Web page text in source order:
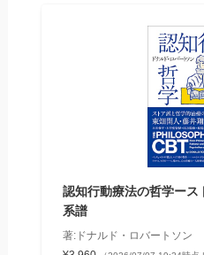
認知行動療法の哲学ース
系譜
著:ドナルド・ロバートソン